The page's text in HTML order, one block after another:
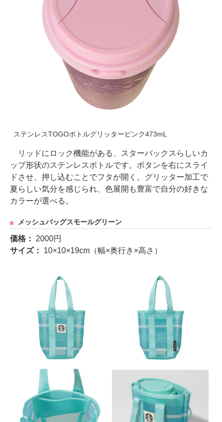
ステンレスTOGOボトルグリッターピンク473mL
リッドにロック機能がある、スターバックスらしいカ
ップ形状のステンレスボトルです。ボタンを右にスライ
ドさせ、押し込むことでフタが開く。グリッター加工で
夏らしい気分を感じられ、色展開も豊富で自分の好きな
カラーが選べる。
メッシュバッグスモールグリーン
価格： 2000円
サイズ： 10×10×19cm（幅×奥行き×高さ）